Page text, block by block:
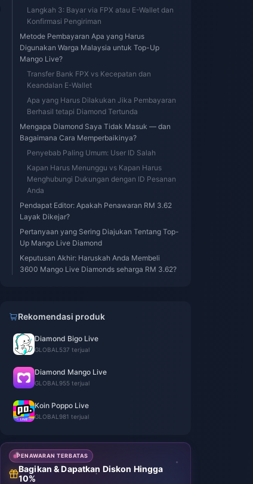
Langkah 3: Bayar via FPX atau E-Wallet dan
Konfirmasi Pengiriman
Metode Pembayaran Apa yang Harus
Digunakan Warga Malaysia untuk Top-Up
Mango Live?
Transfer Bank FPX vs Kecepatan dan
Keandalan E-Wallet
Apa yang Harus Dilakukan Jika Pembayaran
Berhasil tetapi Diamond Tertunda
Mengapa Diamond Saya Tidak Masuk — dan
Bagaimana Cara Memperbaikinya?
Penyebab Paling Umum: User ID Salah
Kapan Harus Menunggu vs Kapan Harus
Menghubungi Dukungan dengan ID Pesanan
Anda
Pendapat Editor: Apakah Penawaran RM 3.62
Layak Dikejar?
Pertanyaan yang Sering Diajukan Tentang Top-
Up Mango Live Diamond
Keputusan Akhir: Haruskah Anda Membeli
3600 Mango Live Diamonds seharga RM 3.62?
Rekomendasi produk
Diamond Bigo Live
GLOBAL 537 terjual
Diamond Mango Live
GLOBAL 955 terjual
Koin Poppo Live
GLOBAL 981 terjual
PENAWARAN TERBATAS
Bagikan & Dapatkan Diskon Hingga
10%